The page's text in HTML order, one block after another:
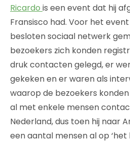
Ricardo is een event dat hij
Fransisco had. Voor het
besloten sociaal netwerk
bezoekers zich konden
druk contacten gelegd, er
gekeken en er waren als
waarop de bezoekers
al met enkele mensen
Nederland, dus toen hij naar
een aantal mensen al op ‘het